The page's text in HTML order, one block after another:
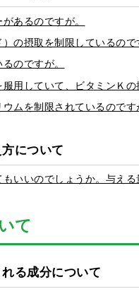
あるのですが。
）の摂取を制限しているので
のですが。
用していて、ビタミンＫの
ムを制限されているのです
について
いいのでしょうか。与える
て
る成分について